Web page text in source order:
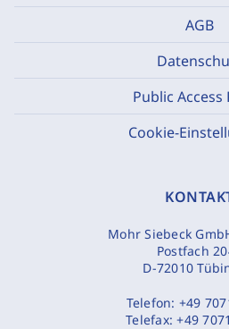
AGB
Public Access
Cookie-
Mohr Siebeck
Postfach
D-72010
Telefon: +49
Telefax:+49